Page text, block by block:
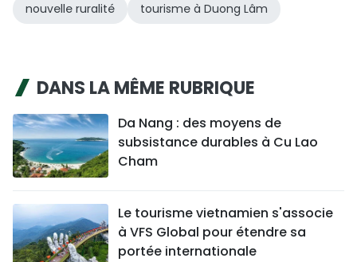
nouvelle ruralité tourisme à Duong Lâm
DANS LA MÊME RUBRIQUE
Da Nang : des moyens de
subsistance durables à Cu Lao
Cham
Le tourisme vietnamien s'associe
à VFS Global pour étendre sa
portée internationale